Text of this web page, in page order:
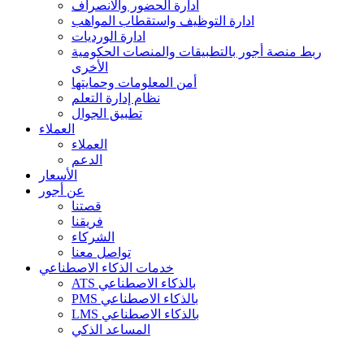
ادارة الحضور والانصراف
ادارة التوظيف واستقطاب المواهب
ادارة الورديات
ربط منصة أجور بالتطبيقات والمنصات الحكومية
الأخرى
أمن المعلومات وحمايتها
نظام إدارة التعلم
تطبيق الجوال
العملاء
العملاء
الدعم
الأسعار
عن أجور
قصتنا
فريقنا
الشركاء
تواصل معنا
خدمات الذكاء الاصطناعي
ATS بالذكاء الاصطناعي
PMS بالذكاء الاصطناعي
LMS بالذكاء الاصطناعي
المساعد الذكي